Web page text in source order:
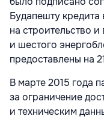
Будапешту
на строительство
и шестого
предоставлены на
В марте 2015 года
за ограничение
и техническим